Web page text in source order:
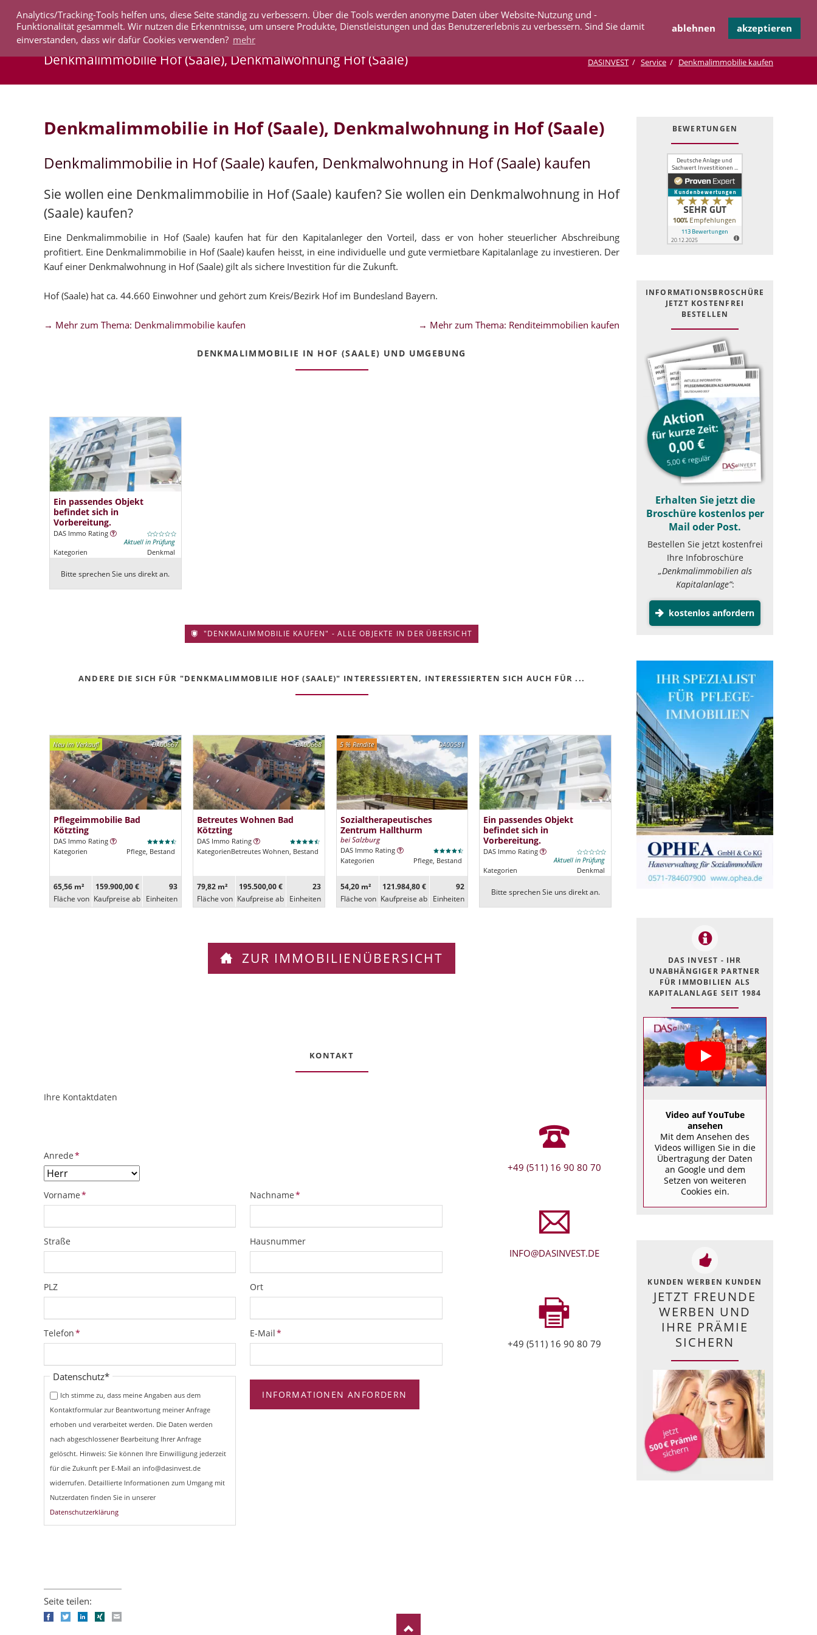
Analytics/Tracking-Tools helfen uns, diese Seite ständig zu verbessern. Über die Tools werden anonyme Daten über Website-Nutzung und -
Funktionalität gesammelt. Wir nutzen die Erkenntnisse, um unsere Produkte, Dienstleistungen und das Benutzererlebnis zu verbessern. Sind Sie damit
einverstanden, dass wir dafür Cookies verwenden? mehr
ablehnen akzeptieren
überspringen
IMMOBILIEN AKTUELLES UNTERNEHMEN SERVICE KOOPERATION KONTAKT
Denkmalimmobilie Hof (Saale), Denkmalwohnung Hof (Saale) DASINVEST Service Denkmalimmobilie kaufen
Denkmalimmobilie in Hof (Saale), Denkmalwohnung in Hof (Saale)
Denkmalimmobilie in Hof (Saale) kaufen, Denkmalwohnung in Hof (Saale) kaufen
Sie wollen eine Denkmalimmobilie in Hof (Saale) kaufen? Sie wollen ein Denkmalwohnung in Hof
(Saale) kaufen?
Eine Denkmalimmobilie in Hof (Saale) kaufen hat für den Kapitalanleger den Vorteil, dass er von hoher steuerlicher Abschreibung
profitiert. Eine Denkmalimmobilie in Hof (Saale) kaufen heisst, in eine individuelle und gute vermietbare Kapitalanlage zu investieren. Der
Kauf einer Denkmalwohnung in Hof (Saale) gilt als sichere Investition für die Zukunft.
Hof (Saale) hat ca. 44.660 Einwohner und gehört zum Kreis/Bezirk Hof im Bundesland Bayern.
→ Mehr zum Thema: Denkmalimmobilie kaufen → Mehr zum Thema: Renditeimmobilien kaufen
DENKMALIMMOBILIE IN HOF (SAALE) UND UMGEBUNG
Ein passendes Objekt
befindet sich in
Vorbereitung.
DAS Immo Rating
Aktuell in Prüfung
Kategorien
Denkmal
Bitte sprechen Sie uns direkt an.
"DENKMALIMMOBILIE KAUFEN" - ALLE OBJEKTE IN DER ÜBERSICHT
ANDERE DIE SICH FÜR "DENKMALIMMOBILIE HOF (SAALE)" INTERESSIERTEN, INTERESSIERTEN SICH AUCH FÜR ...
DA00667
Neu im Verkauf!
Pflegeimmobilie Bad
Kötzting
DAS Immo Rating
Kategorien
Pflege, Bestand
65,56 m²
Fläche von
159.900,00 €
Kaufpreise ab
93
Ein­heiten
DA00668
Betreutes Wohnen Bad
Kötzting
DAS Immo Rating
KategorienBetreutes Wohnen, Bestand
79,82 m²
Fläche von
195.500,00 €
Kaufpreise ab
23
Ein­heiten
DA00581
5 % Rendite
Sozialtherapeutisches
Zentrum Hallthurm
bei Salzburg
DAS Immo Rating
Kategorien
Pflege, Bestand
54,20 m²
Fläche von
121.984,80 €
Kaufpreise ab
92
Ein­heiten
Ein passendes Objekt
befindet sich in
Vorbereitung.
DAS Immo Rating
Aktuell in Prüfung
Kategorien
Denkmal
Bitte sprechen Sie uns direkt an.
ZUR IMMOBILIENÜBERSICHT
KONTAKT
ObjektPlatzhalter
URL
Ihre Kontaktdaten
Pflichtfeld
Anrede*
Pflichtfeld
Vorname* Pflichtfeld
Nachname*
Straße Hausnummer
PLZ Ort
Pflichtfeld
Telefon* Pflichtfeld
E-Mail*
Pflichtfeld
Datenschutz*
Ich stimme zu, dass meine Angaben aus dem
Kontaktformular zur Beantwortung meiner Anfrage
erhoben und verarbeitet werden. Die Daten werden
nach abgeschlossener Bearbeitung Ihrer Anfrage
gelöscht. Hinweis: Sie können Ihre Einwilligung jederzeit
für die Zukunft per E-Mail an info@dasinvest.de
widerrufen. Detaillierte Informationen zum Umgang mit
Nutzerdaten finden Sie in unserer
Datenschutzerklärung
INFORMATIONEN ANFORDERN
+49 (511) 16 90 80 70
INFO@DASINVEST.DE
+49 (511) 16 90 80 79
BEWERTUNGEN
INFOR­MATIONS­BROSCHÜRE
JETZT KOSTEN­FREI
BESTELLEN
Erhalten Sie jetzt die
Broschüre kostenlos per
Mail oder Post.
Bestellen Sie jetzt kostenfrei
Ihre Infobroschüre
„Denkmalimmobilien als
Kapitalanlage”:
kostenlos anfordern
DAS INVEST - IHR
UNABHÄNGIGER PARTNER
FÜR IMMOBILIEN ALS
KAPITALANLAGE SEIT 1984
Video auf YouTube
ansehen
Mit dem Ansehen des
Videos willigen Sie in die
Übertragung der Daten
an Google und dem
Setzen von weiteren
Cookies ein.
KUNDEN WERBEN KUNDEN
JETZT FREUNDE
WERBEN UND
IHRE PRÄMIE
SICHERN
Seite teilen:
FacebookTwitterLinkedIn
Xing